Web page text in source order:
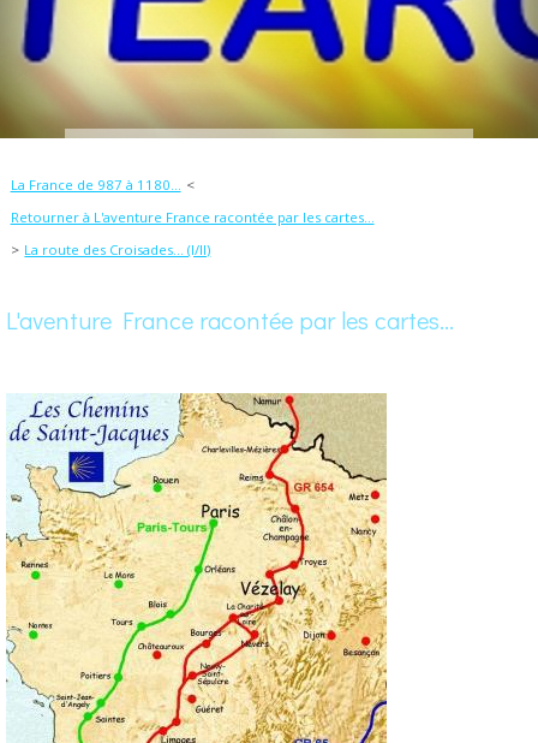
La France de 987 à 1180...
Retourner à L'aventure France racontée par les cartes...
La route des Croisades... (I/II)
L'aventure France racontée par les cartes...